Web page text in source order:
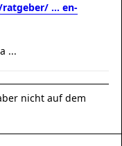
... en-
...
nicht auf dem